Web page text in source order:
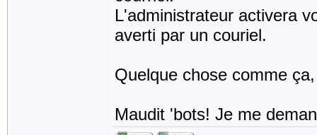
L'administrateur activera
averti par un couriel.
Quelque chose comme
Maudit 'bots! Je me